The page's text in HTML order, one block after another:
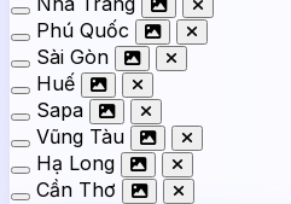
Phú Quốc
Sài Gòn
Huế
Sapa
Vũng Tàu
Hạ Long
Cần Thơ